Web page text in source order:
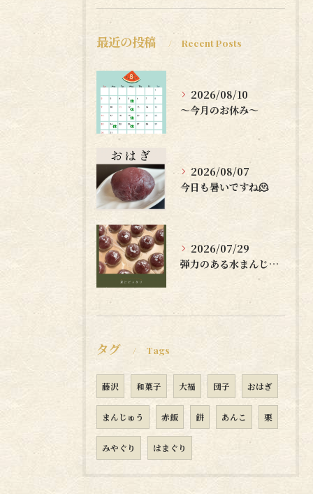
最近の投稿 Recent Posts
2026/08/10
〜今月のお休み〜
2026/08/07
今日も暑いですね🫠
2026/07/29
弾力のある水まんじゅうはいかがですか？🤗
タグ Tags
藤沢 和菓子 大福 団子 おはぎ
まんじゅう 赤飯 餅 あんこ 栗
みやぐり はまぐり